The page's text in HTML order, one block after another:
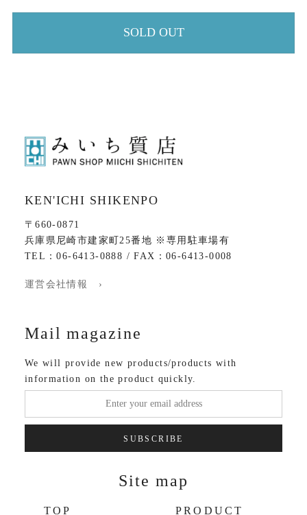
SOLD OUT
KEN'ICHI SHIKENPO
〒660-0871
兵庫県尼崎市建家町25番地 ※専用駐車場有
TEL：06-6413-0888 / FAX：06-6413-0008
運営会社情報 ›
Mail magazine
We will provide new products/products with
information on the product quickly.
SUBSCRIBE
Site map
TOP PRODUCT